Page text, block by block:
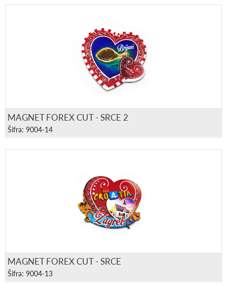
MAGNET FOREX CUT - SRCE 2
Šifra: 9004-14
MAGNET FOREX CUT - SRCE
Šifra: 9004-13